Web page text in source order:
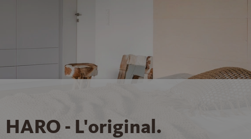
HARO - L'original.